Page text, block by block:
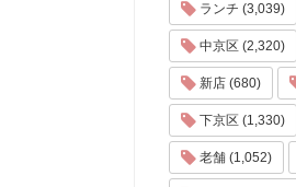
ランチ (3,039)
中京区 (2,320)
新店 (680)
下京区 (1,330)
老舗 (1,052)